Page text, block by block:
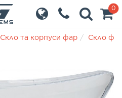
0
Скло та корпуси фар Скло